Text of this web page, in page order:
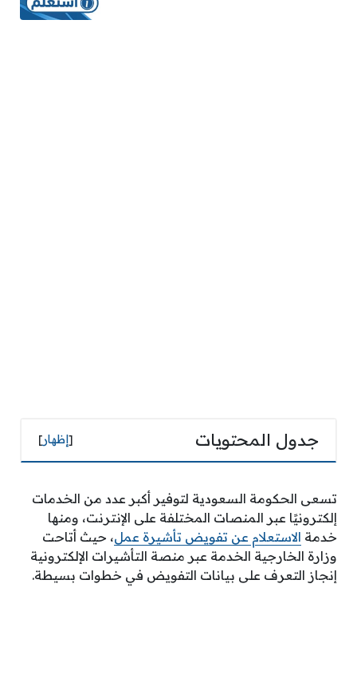
جدول المحتويات [ إظهار]
تسعى الحكومة السعودية لتوفير أكبر عدد من الخدمات
إلكترونيًا عبر المنصات المختلفة على الإنترنت، ومنها
خدمة الاستعلام عن تفويض تأشيرة عمل، حيث أتاحت
وزارة الخارجية الخدمة عبر منصة التأشيرات الإلكترونية
إنجاز التعرف على بيانات التفويض في خطوات بسيطة.